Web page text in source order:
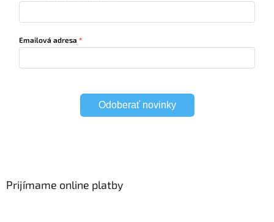
Emailová adresa
Odoberať novinky
Prijímame online platby